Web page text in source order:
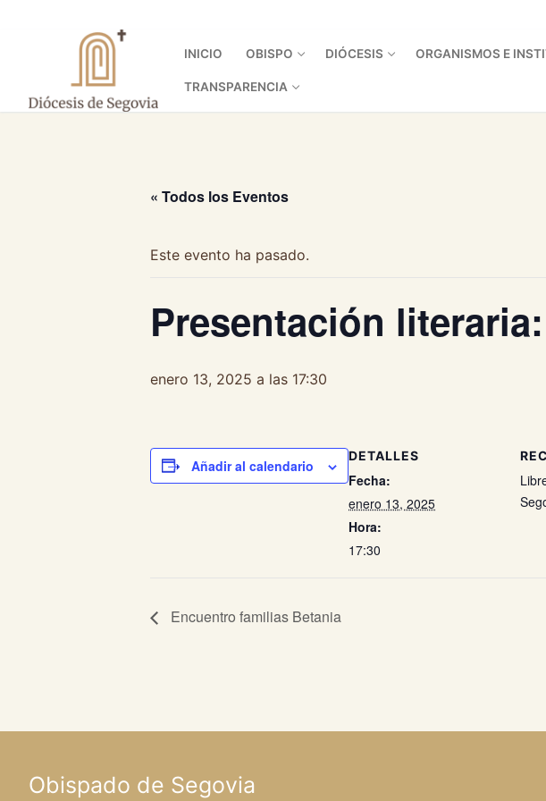
INICIO OBISPO DIÓCESIS ORGANISMOS E
TRANSPARENCIA
« Todos los Eventos
Este evento ha pasado.
Presentación
enero 13, 2025 a las 17:30
Añadir al calendario
DETALLES
Fecha:
enero 13, 2025
Hora:
17:30
Encuentro familias Betania
Obispado de Segovia